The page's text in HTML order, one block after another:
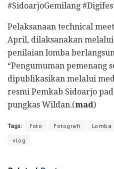
#SidoarjoGemilang
Pelaksanaan technical
April, dilaksanakan
penilaian lomba
“Pengumuman pemenang
dipublikasikan melalui
resmi Pemkab Sidoarjo
pungkas Wildan.(mad)
Tags: foto Fotografi Lomba
vlog